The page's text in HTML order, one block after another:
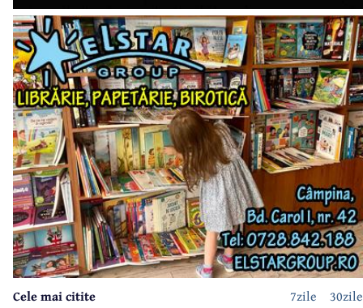
30zile
7zile
Cele mai citite